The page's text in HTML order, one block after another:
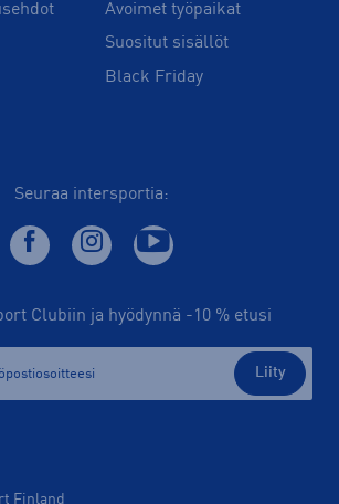
Avoimet työpaikat
Suositut sisällöt
Black Friday
Seuraa intersportia:
Clubiin ja hyödynnä -10 % etusi
Liity
Finland